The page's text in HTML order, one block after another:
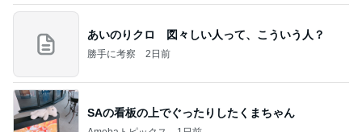
あいのりクロ 図々しい人って、こういう人？
勝手に考察 2日前
SAの看板の上でぐったりしたくまちゃん